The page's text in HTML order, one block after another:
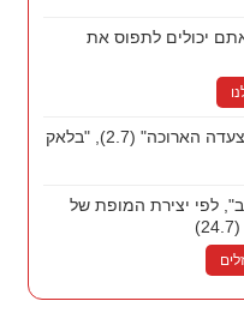
יכולים לתפוס את
סרטים חדשים שעולים ב-Yes: "הצעדה הארוכה" (2.7), "בלאק
לפי יצירת המופת של